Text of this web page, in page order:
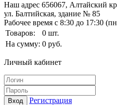
Наш адрес 656067, Алтайский
ул. Балтийская, здание № 85
Рабочее время с 8:30 до 17:30
Товаров:
0 шт.
На сумму: 0 руб.
Личный кабинет
Вход
Регистрация